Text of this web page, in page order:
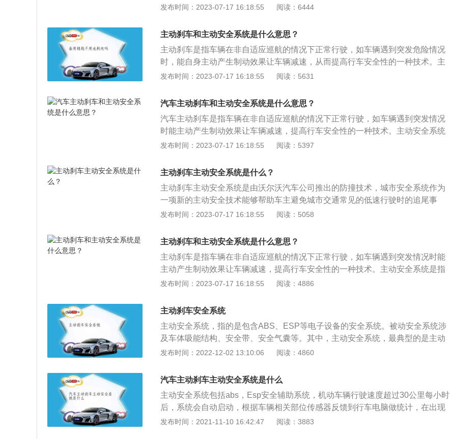
汽车自行的减速可以提高汽车行驶过程中的安全的一种安全技术。2、主动刹车
中发挥着卓有效的功效。3、主动安全系统就是包括abs等电子的安全设备。当汽
车没有在正道的时候，系统会在那0.5秒内发出警报，告知你，为开车员提供足够
多的反应时间。倘若是打了转向灯，在正常变道行驶的过程中，不会发生一点的
提示。
发布时间：2023-07-17 16:18:55 阅读：6444
主动刹车和主动安全系统是什么意思？
主动刹车是指车辆在非自适应巡航的情况下正常行驶，如车辆遇到突发危险情况
时，能自身主动产生制动效果让车辆减速，从而提高行车安全性的一种技术。主
动安全系统是指包括abs、esp等电子设备的安全系统，当前车刹车、停止或有其
车距离。刹车的作用是降低速度或使车辆停止，其工作原理是利用刹车片与刹车
鼓及轮胎与地面的摩擦，将车辆行进的动能转换成摩擦后的热能，从而使汽车减
速或停下。
发布时间：2023-07-17 16:18:55 阅读：5631
汽车主动刹车和主动安全系统是什么意思？
汽车主动刹车是指车辆在非自适应巡航的情况下正常行驶，如车辆遇到突发情况
时能主动产生制动效果让车辆减速，提高行车安全性的一种技术。主动安全系统
是指包括ABS、ESP等电子设备的安全系统，当前车刹车、停止或有其他障碍物
汽车安全系统主要分为主动安全系统和被动安全系统，主动安全的作用是避免事
故发生；被动安全是在发生事故时汽车对车内乘员的保护或对被撞车辆或行人的
保护。
发布时间：2023-07-17 16:18:55 阅读：5397
主动刹车主动安全系统是什么？
主动刹车主动安全系统是由沃尔沃汽车公司推出的防撞技术，城市安全系统作为
一项新的主动安全技术能够帮助车主避免城市交通常见的低速行驶时的追尾事
故，当前车刹车、停止或者有其他障碍物时，这套系统会自动在刹车系统上加力
的情况下正常行驶，如车辆遇到突发危险情况时能自身主动产生制动效果让车辆
减速从而提高行车安全性的一种技术，但是目前各个汽车厂商对这项技术的命名
并不统一，主动安全系统包括ABS、ESP等电子设备的安全系统，当车辆的速度
达到每小时30km时，这套系统就会自动启动通过前风挡上的光学雷达系统监视交
通状况。
发布时间：2023-07-17 16:18:55 阅读：5058
主动刹车和主动安全系统是什么意思？
主动刹车是指车辆在非自适应巡航的情况下正常行驶，如车辆遇到突发情况时能
主动产生制动效果让车辆减速，提高行车安全性的一种技术。主动安全系统是指
包括ABS、ESP等电子设备的安全系统，当前车刹车、停止或有其他障碍物时，
汽车安全系统主要分为主动安全系统和被动安全系统，主动安全的作用是避免事
故发生；被动安全是在发生事故时汽车对车内乘员的保护或对被撞车辆或行人的
保护。
发布时间：2023-07-17 16:18:55 阅读：4886
主动刹车安全系统
主动安全系统，指的是包含ABS、ESP等电子设备的安全系统。被动安全系统涉
及车体吸能结构、安全带、安全气囊等。其中，主动安全系统，最典型的是主动
刹车系统。主动安全系统是指包括ABS、ESP等电子设备在内的安全系统。被动
主动制动系统。统计显示，75%的追尾事故发生在时速30公里左右，沃尔沃的“城
市安全”系统是这些事故的克星。当车速达到30km/h时，系统会自动启动，前挡
风玻璃上的光学雷达系统会监测交通状况，尤其是在车辆前方6米以内。当前车
刹车、停车或有其他障碍物时，本系统会先自动向刹车系统施力，帮助驾驶员缩
短刹车距离后再采取行动；或者可以通过调整方向盘来改变车辆的行驶路径，以
发布时间：2022-12-02 13:10:06 阅读：4860
汽车主动刹车主动安全系统是什么
主动安全系统包括abs，Esp安全辅助系统，机动车辆行驶速度超过30公里每小时
后，系统会自动启动，根据车辆相关部位传感器反馈到行车电脑做统计，在出现
问题时，及时进行调节，让机动车辆稳定行驶。主动安全系统包括多种安全辅助
发布时间：2021-11-10 16:42:47 阅读：3883